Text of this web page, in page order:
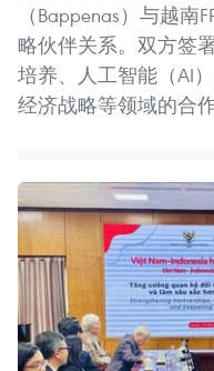
（Bappenas）与越
略伙伴关系。双方签
培养、人工智能（AI
经济战略等领域的合